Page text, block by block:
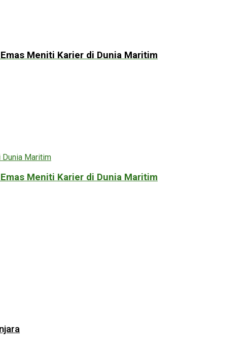
Meniti Karier di Dunia Maritim
Meniti Karier di Dunia Maritim